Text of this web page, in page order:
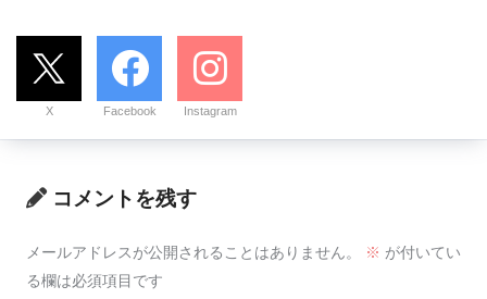
X Facebook Instagram
コメントを残す
メールアドレスが公開されることはありません。 ※ が付いてい
る欄は必須項目です